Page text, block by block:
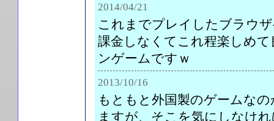
2014/04/21
これまでプレイしたブラウ
課金しなくてこれ程楽しめ
ンゲームですｗ
2013/10/16
もともと外国製のゲームな
ますが、そこを気にしなけ